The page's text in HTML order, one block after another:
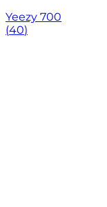
Yeezy 700
(40)